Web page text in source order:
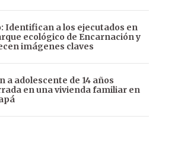
Identifican a los ejecutados en
ecológico de Encarnación y
imágenes claves
a adolescente de 14 años
en una vivienda familiar en